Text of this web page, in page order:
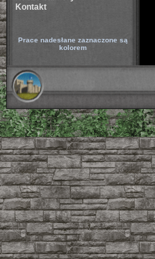
Kontakt
Prace nadesłane zaznaczone są
kolorem